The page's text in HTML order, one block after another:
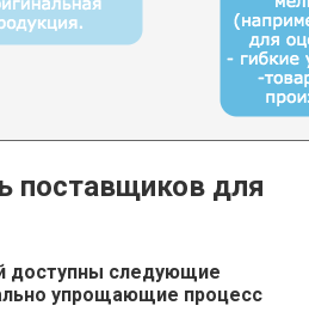
поставщиков для
доступны следующие
упрощающие процесс